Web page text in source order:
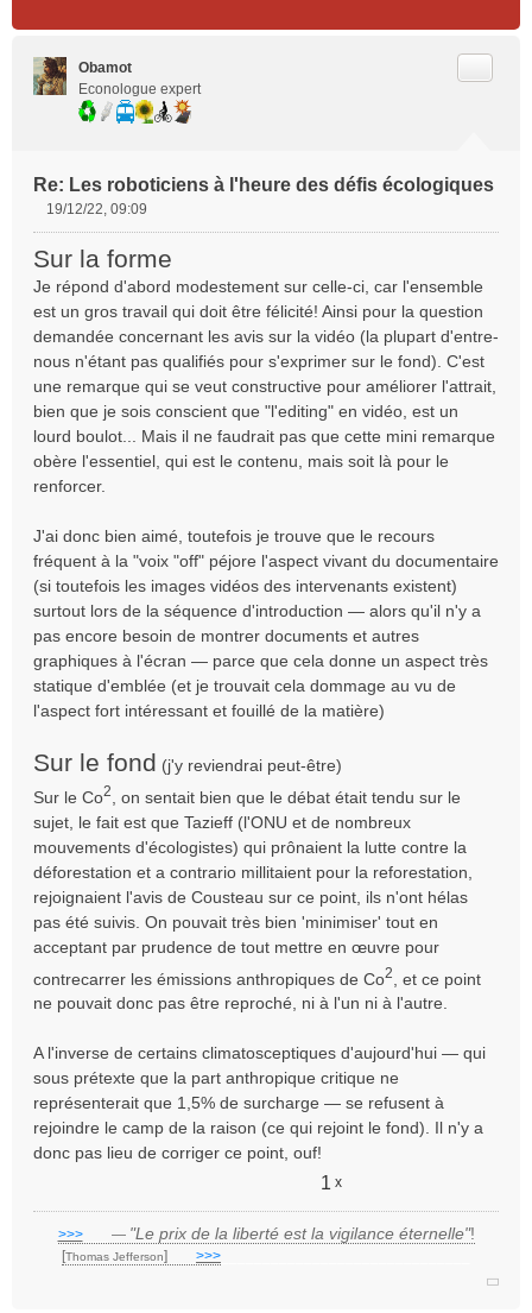
Obamot
Econologue expert
Re: Les roboticiens à l'heure des défis écologiques
s
s
a
g
o
n
l
u
19/12/22, 09:09
Sur la forme
Je répond d'abord modestement sur celle-ci, car l'ensemble
est un gros travail qui doit être félicité! Ainsi pour la question
demandée concernant les avis sur la vidéo (la plupart d'entre-
nous n'étant pas qualifiés pour s'exprimer sur le fond). C'est
une remarque qui se veut constructive pour améliorer l'attrait,
bien que je sois conscient que "l'editing" en vidéo, est un
lourd boulot... Mais il ne faudrait pas que cette mini remarque
obère l'essentiel, qui est le contenu, mais soit là pour le
renforcer.
J'ai donc bien aimé, toutefois je trouve que le recours
fréquent à la "voix "off" péjore l'aspect vivant du documentaire
(si toutefois les images vidéos des intervenants existent)
surtout lors de la séquence d'introduction — alors qu'il n'y a
pas encore besoin de montrer documents et autres
graphiques à l'écran — parce que cela donne un aspect très
statique d'emblée (et je trouvait cela dommage au vu de
l'aspect fort intéressant et fouillé de la matière)
Sur le fond (j'y reviendrai peut-être)
Sur le Co2
, on sentait bien que le débat était tendu sur le
sujet, le fait est que Tazieff (l'ONU et de nombreux
mouvements d'écologistes) qui prônaient la lutte contre la
déforestation et a contrario millitaient pour la reforestation,
rejoignaient l'avis de Cousteau sur ce point, ils n'ont hélas
pas été suivis. On pouvait très bien 'minimiser' tout en
acceptant par prudence de tout mettre en œuvre pour
contrecarrer les émissions anthropiques de Co2
, et ce point
ne pouvait donc pas être reproché, ni à l'un ni à l'autre.
A l'inverse de certains climatosceptiques d'aujourd'hui — qui
sous prétexte que la part anthropique critique ne
représenterait que 1,5% de surcharge — se refusent à
rejoindre le camp de la raison (ce qui rejoint le fond). Il n'y a
donc pas lieu de corriger ce point, ouf!
1 x
>>>___ — "Le prix de la liberté est la vigilance éternelle"!
[Thomas Jefferson] >>>